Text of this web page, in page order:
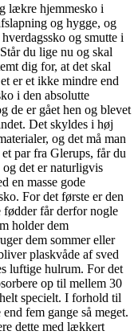
lækre hjemmesko i
og hygge, og
og smutte i
du lige nu og skal
dig for, at det skal
er et ikke mindre end
i den absolutte
de er gået hen og blevet
Det skyldes i høj
og det må man
par fra Glerups, får du
det er naturligvis
en masse gode
For det første er den
fødder får derfor nogle
holder dem
dem sommer eller
plaskvåde af sved
luftige hulrum. For det
op til mellem 30
specielt. I forhold til
fem gange så meget.
dette med lækkert